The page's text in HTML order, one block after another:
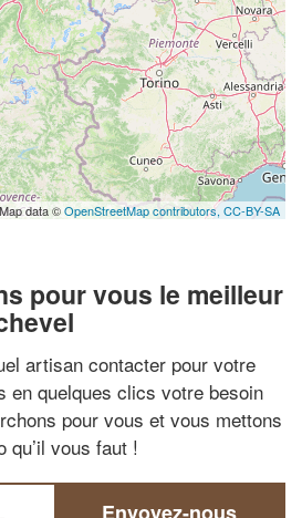
data ©OpenStreetMap contributors, CC-BY-SA
pour vous le meilleur
artisan contacter pour votre
en quelques clics votre besoin
pour vous et vous mettons
qu’il vous faut !
Envoyez-nous